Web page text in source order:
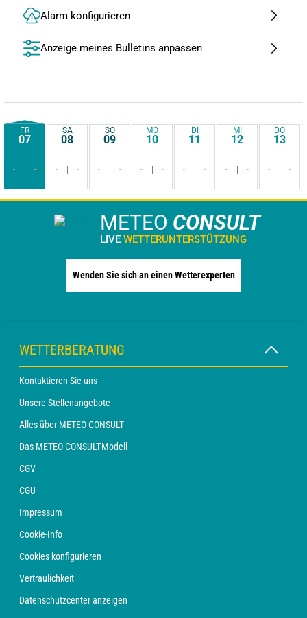
Alarm konfigurieren
Anzeige meines Bulletins anpassen
FR
07
- -
SA
08
- -
SO
09
- -
MO
10
- -
DI
11
- -
MI
12
- -
DO
13
- -
METEO CONSULT
LIVE WETTERUNTERSTÜTZUNG
Wenden Sie sich an einen Wetterexperten
WETTERBERATUNG
Kontaktieren Sie uns
Unsere Stellenangebote
Alles über METEO CONSULT
Das METEO CONSULT-Modell
CGV
CGU
Impressum
Cookie-Info
Cookies konfigurieren
Vertraulichkeit
Datenschutzcenter anzeigen